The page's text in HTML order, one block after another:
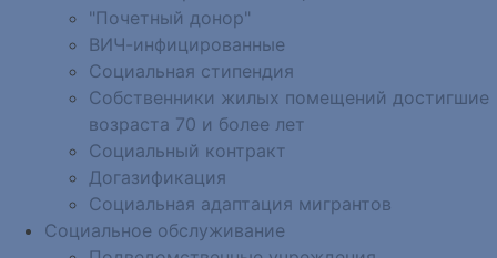
"Почетный донор"
ВИЧ-инфицированные
Социальная стипендия
Собственники жилых помещений достигшие
возраста 70 и более лет
Социальный контракт
Догазификация
Социальная адаптация мигрантов
Социальное обслуживание